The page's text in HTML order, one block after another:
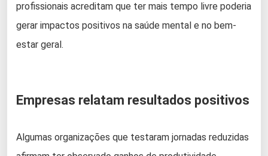
profissionais acreditam que ter mais tempo livre poderia
gerar impactos positivos na saúde mental e no bem-
estar geral.
Empresas relatam resultados positivos
Algumas organizações que testaram jornadas reduzidas